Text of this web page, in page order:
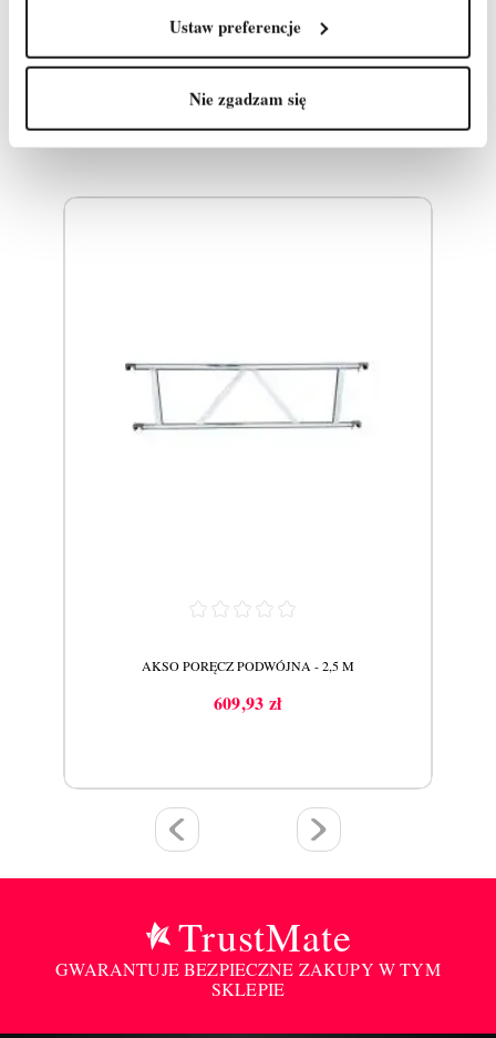
Ustaw preferencje
Nie zgadzam się
Produkty, które mogą Cię
zainteresować
AKSO PORĘCZ PODWÓJNA - 2,5 M
Cena
609,93 zł
TrustMate
GWARANTUJE BEZPIECZNE ZAKUPY W TYM
SKLEPIE